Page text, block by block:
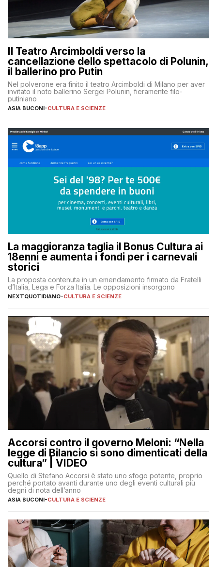
Il Teatro Arcimboldi verso la
cancellazione dello spettacolo di Polunin,
il ballerino pro Putin
Nel polverone era finito il teatro Arcimboldi di Milano per aver
invitato il noto ballerino Sergei Polunin, fieramente filo-
putiniano
ASIA BUCONI-CULTURA E SCIENZE
La maggioranza taglia il Bonus Cultura ai
18enni e aumenta i fondi per i carnevali
storici
La proposta contenuta in un emendamento firmato da Fratelli
d’Italia, Lega e Forza Italia. Le opposizioni insorgono
NEXTQUOTIDIANO-CULTURA E SCIENZE
Accorsi contro il governo Meloni: “Nella
legge di Bilancio si sono dimenticati della
cultura” | VIDEO
Quello di Stefano Accorsi è stato uno sfogo potente, proprio
perché portato avanti durante uno degli eventi culturali più
degni di nota dell’anno
ASIA BUCONI-CULTURA E SCIENZE